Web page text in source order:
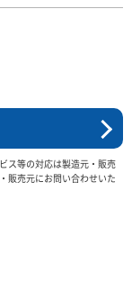
ス等の対応は製造元・販売
販売元にお問い合わせいた